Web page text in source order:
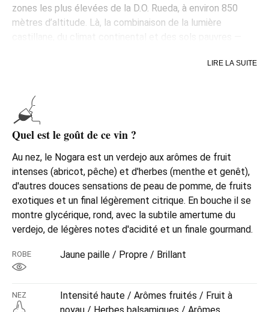
zones les plus élevées de la D.O. Rueda, à environ 850
mètres d’altitude. Là, la combinaison de la lumière
vignes.
Pour son élaboration, Valtravieso associe des vignes
centenaires conduites en gobelet à des vignobles plus
vignes apportent concentration, structure et tension ; les
plus jeunes, fraîcheur et vivacité. Cet assemblage —
cette petite chorégraphie naturelle — est le secret de
son équilibre.
Puis vient le geste final : huit mois sur lies, en partie en
repos lent lui apporte du volume, de l’onctuosité et de la
profondeur, sans perdre la fraîcheur qui fait la grandeur du
LIRE LA SUITE
Quel est le goût de ce vin ?
Au nez, le Nogara est un verdejo aux arômes de fruit
intenses (abricot, pêche) et d'herbes (menthe et genêt),
d'autres douces sensations de peau de pomme, de fruits
exotiques et un final légèrement citrique. En bouche il se
montre glycérique, rond, avec la subtile amertume du
verdejo, de légères notes d'acidité et un finale gourmand.
ROBE Jaune paille / Propre / Brillant
NEZ
Intensité haute / Arômes fruités / Fruit à
noyau / Herbes balsamiques / Arômes